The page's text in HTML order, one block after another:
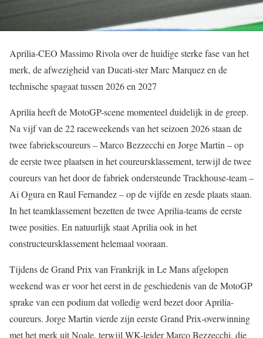
Aprilia-CEO Massimo Rivola over de huidige sterke fase van het
merk, de afwezigheid van Ducati-ster Marc Marquez en de
technische spagaat tussen 2026 en 2027
Aprilia heeft de MotoGP-scene momenteel duidelijk in de greep.
Na vijf van de 22 raceweekends van het seizoen 2026 staan de
twee fabriekscoureurs – Marco Bezzecchi en Jorge Martin – op
de eerste twee plaatsen in het coureursklassement, terwijl de twee
coureurs van het door de fabriek ondersteunde Trackhouse-team –
Ai Ogura en Raul Fernandez – op de vijfde en zesde plaats staan.
In het teamklassement bezetten de twee Aprilia-teams de eerste
twee posities. En natuurlijk staat Aprilia ook in het
constructeursklassement helemaal vooraan.
Tijdens de Grand Prix van Frankrijk in Le Mans afgelopen
weekend was er voor het eerst in de geschiedenis van de MotoGP
sprake van een podium dat volledig werd bezet door Aprilia-
coureurs. Jorge Martin vierde zijn eerste Grand Prix-overwinning
met het merk uit Noale, terwijl WK-leider Marco Bezzecchi, die